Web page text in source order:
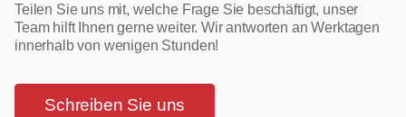
Teilen Sie uns mit, welche Frage Sie beschäftigt, unser
Team hilft Ihnen gerne weiter. Wir antworten an Werktagen
innerhalb von wenigen Stunden!
Schreiben Sie uns